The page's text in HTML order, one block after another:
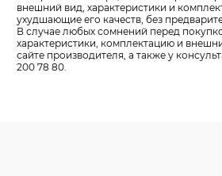
внешний вид, характеристики и
ухудшающие его качеств, без
В случае любых сомнений перед
характеристики, комплектацию и
сайте производителя, а также у
200 78 80.